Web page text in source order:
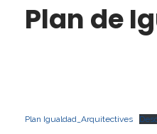
Plan de
Plan Igualdad_Arquitectives